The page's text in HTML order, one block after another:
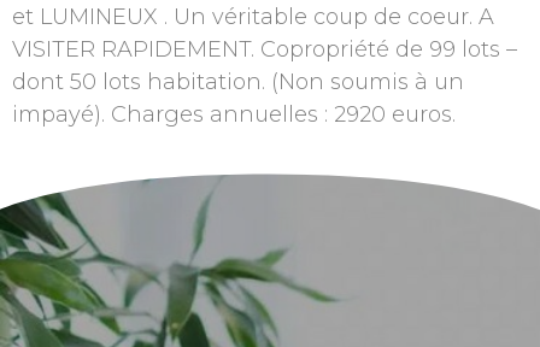
et LUMINEUX . Un véritable coup de coeur. A
VISITER RAPIDEMENT. Copropriété de 99 lots –
dont 50 lots habitation. (Non soumis à un
impayé). Charges annuelles : 2920 euros.